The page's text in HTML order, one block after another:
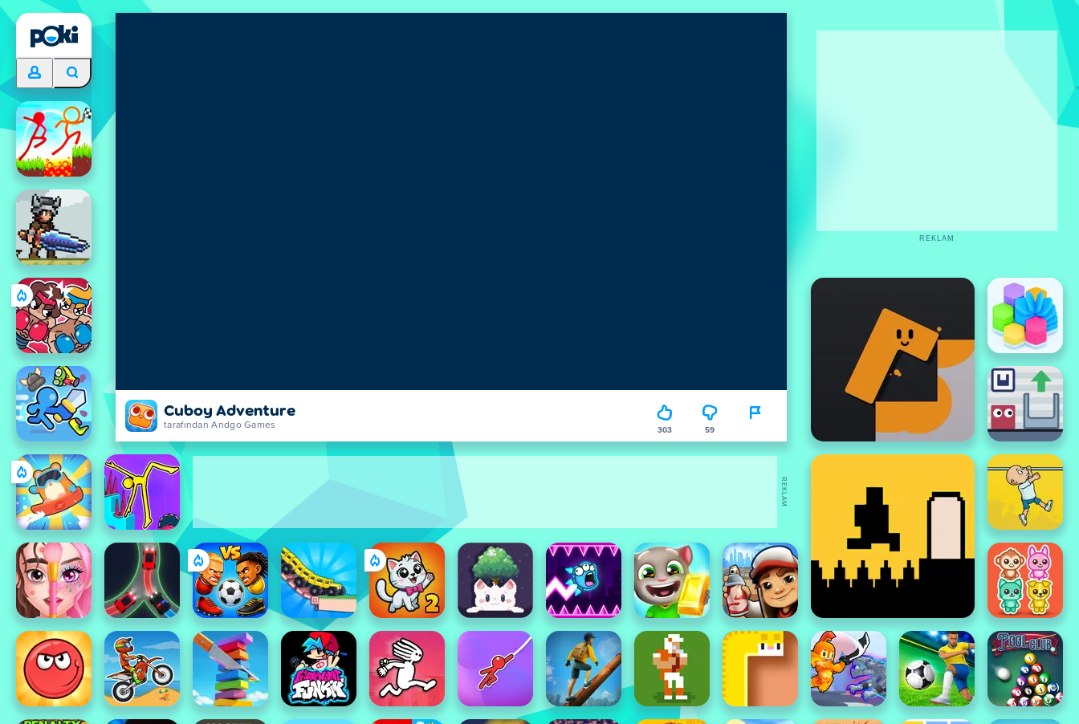
Cuboy Adventure
tarafından Andgo Games 303 59
REKLAM
REKLAM